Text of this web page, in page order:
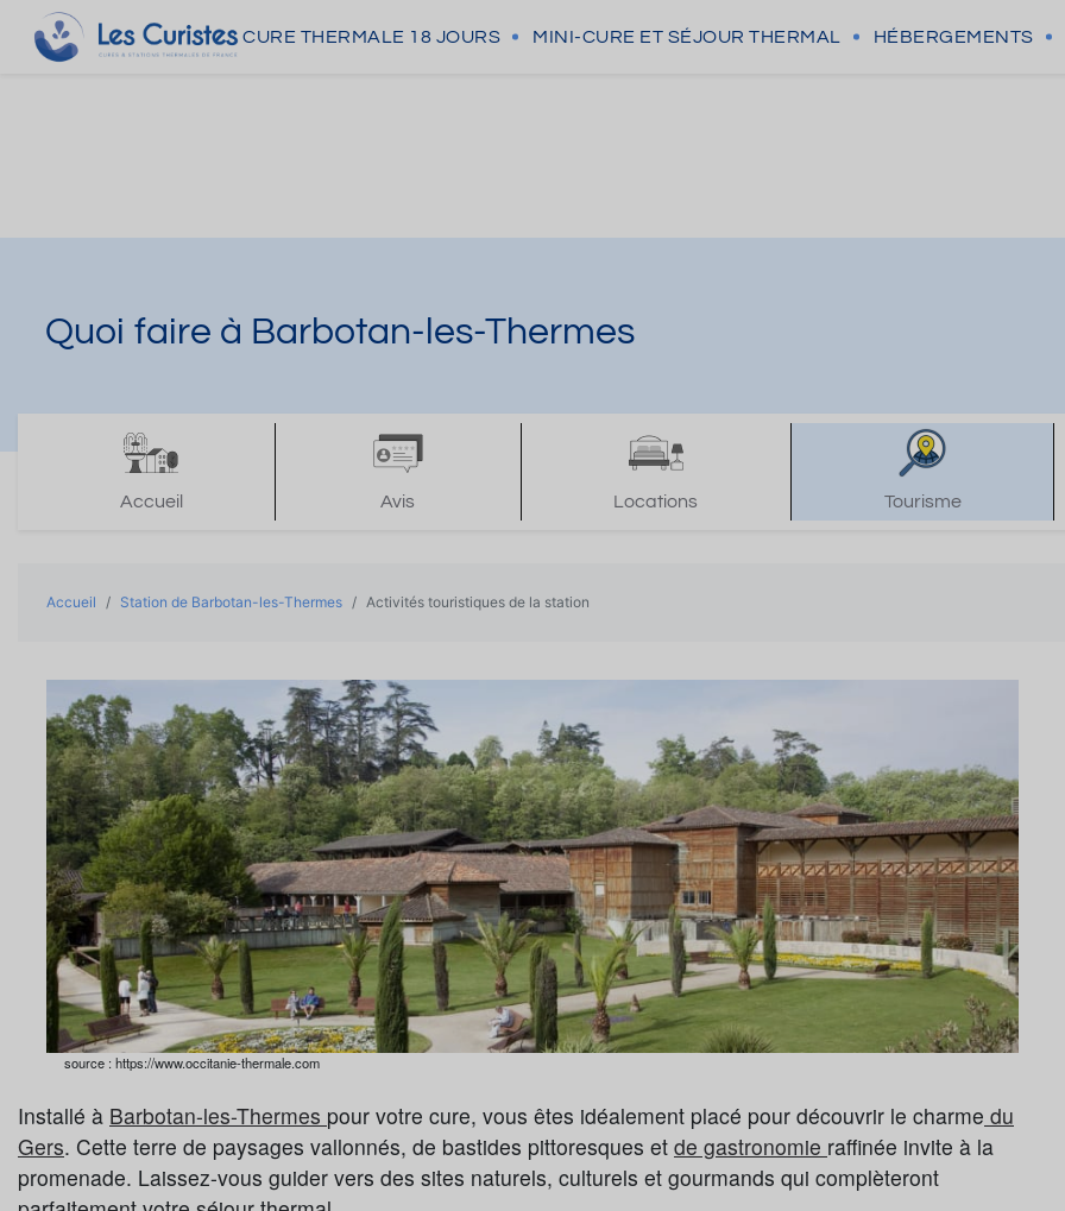
CURE THERMALE 18 JOURS MINI-CURE ET SÉJOUR THERMAL HÉBERGEMENTS
Quoi faire à Barbotan-les-Thermes
Accueil Avis Locations Tourisme
Accueil Station de Barbotan-les-Thermes Activités touristiques de la station
source : https://www.occitanie-thermale.com
Installé à Barbotan-les-Thermes pour votre cure, vous êtes idéalement placé pour découvrir le charme du
Gers. Cette terre de paysages vallonnés, de bastides pittoresques et de gastronomie raffinée invite à la
promenade. Laissez-vous guider vers des sites naturels, culturels et gourmands qui complèteront